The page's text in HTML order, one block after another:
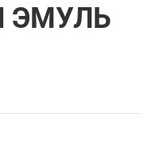
ЭМУЛЬ